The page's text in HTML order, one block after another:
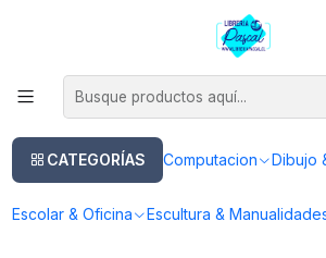
CATEGORÍAS Computacion Dibujo
Escolar & Oficina Escultura &
Este es el texto del slide
Marcadores OHUHU
120 Marcadores De Alcohol + 1 Blender